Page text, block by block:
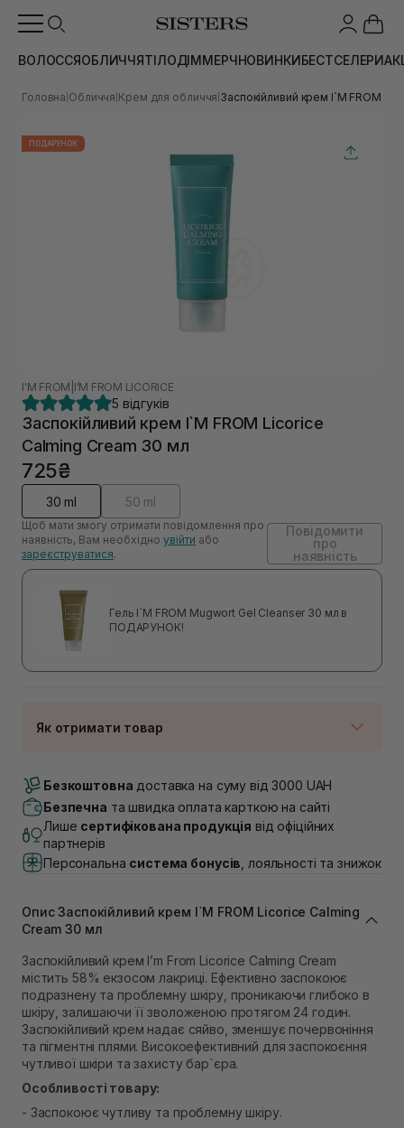
ВОЛОССЯОБЛИЧЧЯТІЛОДІММЕРЧНОВИНКИБЕСТСЕЛЕРИ
Головна Обличчя Крем для обличчя Заспокійливий крем I`M FROM
ПОДАРУНОК
I'M FROM I’M FROM LICORICE
5 відгуків
Заспокійливий крем I`M FROM Licorice
Calming Cream 30 мл
725₴
30 ml 50 ml
Щоб мати змогу отримати повідомлення про
наявність, Вам необхідно увійти або
зареєструватися.
Повідомити
про
наявність
Гель I`M FROM Mugwort Gel Cleanser 30 мл в
ПОДАРУНОК!
Як отримати товар
Немає в наявності!
Немає в наявності!
Самовивіз м. Львів, вул. Академіка Підстригача, 1В
(Duck’s Lake)
Немає в наявності!
Самовивіз м. Львів, вул. Степана Бандери 45
Немає в наявності!
Самовивіз м. Рівне, вул. 16-го Липня, 15
Немає в наявності!
Самовивіз м. Рівне, вул. Кулика і Гудачека 23 (ТЦ
Екватор)
Немає в наявності!
Безкоштовна доставка на суму від 3000 UAH
Безпечна та швидка оплата карткою на сайті
Лише сертифікована продукція від офіційних
партнерів
Персональна система бонусів , лояльності та знижок
Опис Заспокійливий крем I`M FROM Licorice Calming
Cream 30 мл
Заспокійливий крем I’m From Licorice Calming Cream
містить 58% екзосом лакриці. Ефективно заспокоює
подразнену та проблемну шкіру, проникаючи глибоко в
шкіру, залишаючи її зволоженою протягом 24 годин.
Заспокійливий крем надає сяйво, зменшує почервоніння
та пігментні плями. Високоефективний для заспокоєння
чутливої шкіри та захисту бар`єра.
Особливості товару:
- Заспокоює чутливу та проблемну шкіру.